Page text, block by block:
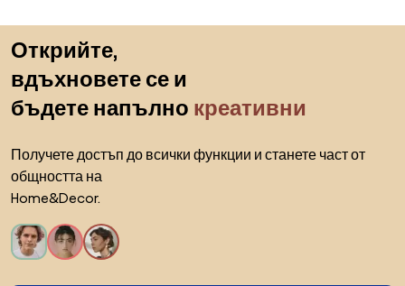
Открийте,
вдъхновете се и
бъдете напълно креативни
Получете достъп до всички функции и станете част от
общността на
Home&Decor.